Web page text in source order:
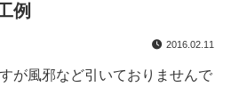
例
2016.02.11
が風邪など引いておりませんで